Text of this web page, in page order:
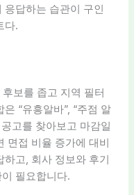
응답하는 습관이 구인
다.
보를 좁고 지역 필터
“유흥알바”, “주점 알
고를 찾아보고 마감일
면접 비율 증가에 대비
고, 회사 정보와 후기
필요합니다.